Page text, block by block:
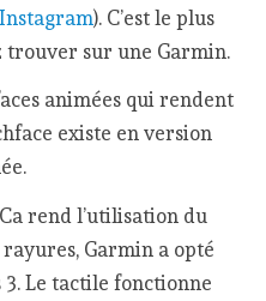
Instagram). C’est le plus
trouver sur une Garmin.
animées qui rendent
existe en version
rend l’utilisation du
Garmin a opté
Le tactile fonctionne